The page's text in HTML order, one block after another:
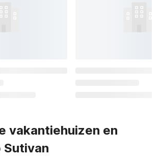
vakantiehuizen en
Sutivan